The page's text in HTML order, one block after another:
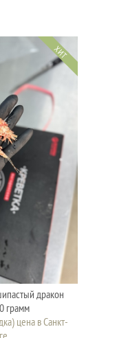
ХИТ
дракон
грамм
цена в Санкт-